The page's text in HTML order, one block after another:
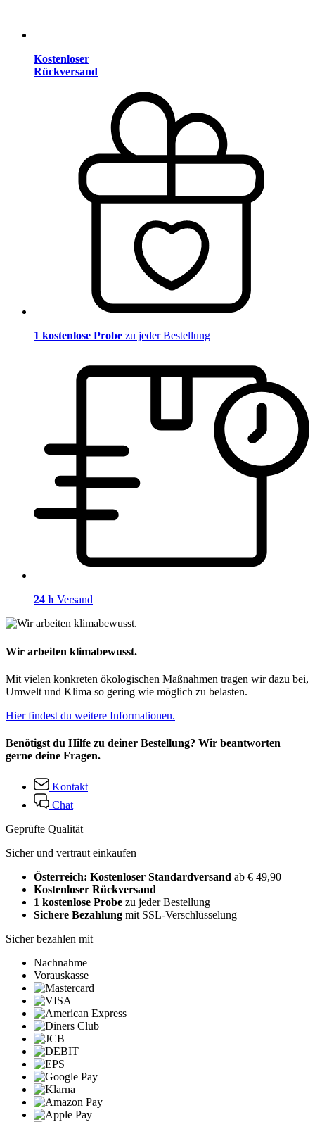
Kostenloser
Rückversand
1 kostenlose Probe zu jeder Bestellung
24 h Versand
Wir arbeiten klimabewusst.
Mit vielen konkreten ökologischen Maßnahmen tragen wir dazu bei,
Umwelt und Klima so gering wie möglich zu belasten.
Hier findest du weitere Informationen.
Benötigst du Hilfe zu deiner Bestellung? Wir beantworten
gerne deine Fragen.
Kontakt
Chat
Geprüfte Qualität
Sicher und vertraut einkaufen
Österreich: Kostenloser Standardversand ab € 49,90
Kostenloser Rückversand
1 kostenlose Probe zu jeder Bestellung
Sichere Bezahlung mit SSL-Verschlüsselung
Sicher bezahlen mit
Nachnahme
Vorauskasse